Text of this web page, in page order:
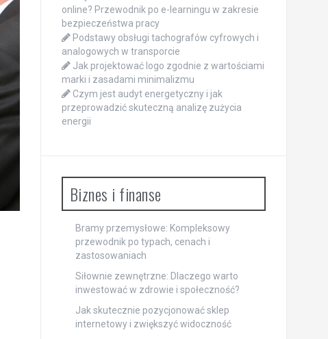
online? Przewodnik po e-learningu w zakresie
bezpieczeństwa pracy
Podstawy obsługi tachografów cyfrowych i
analogowych w transporcie
Jak projektować logo zgodnie z wartościami
marki i zasadami minimalizmu
Czym jest audyt energetyczny i jak
przeprowadzić skuteczną analizę zużycia
energii
Biznes i finanse
Bramy przemysłowe: Kompleksowy
przewodnik po typach, cenach i
zastosowaniach
Siłownie zewnętrzne: Dlaczego warto
inwestować w zdrowie i społeczność?
Jak skutecznie pozycjonować sklep
internetowy i zwiększyć widoczność